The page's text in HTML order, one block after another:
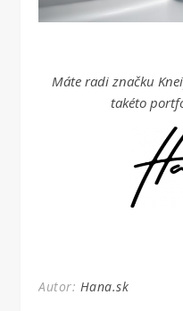
Máte radi značku
takéto
Autor: Hana.sk